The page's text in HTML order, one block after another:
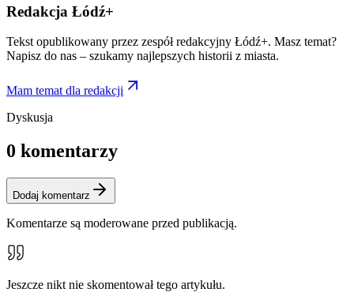
Redakcja Łódź+
Tekst opublikowany przez zespół redakcyjny Łódź+. Masz temat?
Napisz do nas – szukamy najlepszych historii z miasta.
Mam temat dla redakcji
Dyskusja
0 komentarzy
Dodaj komentarz
Komentarze są moderowane przed publikacją.
Jeszcze nikt nie skomentował tego artykułu.